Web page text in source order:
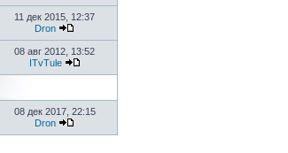
11 дек 2015, 12:37
Dron
08 авг 2012, 13:52
ITvTule
08 дек 2017, 22:15
Dron